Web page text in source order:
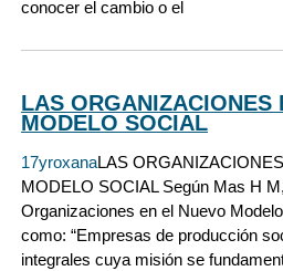
conocer el cambio o el
LAS ORGANIZACIONES
MODELO SOCIAL
17yroxanaLAS
MODELO SOCIAL Según Mas H
Organizaciones en el Nuevo
como: “Empresas de producción
integrales cuya misión se